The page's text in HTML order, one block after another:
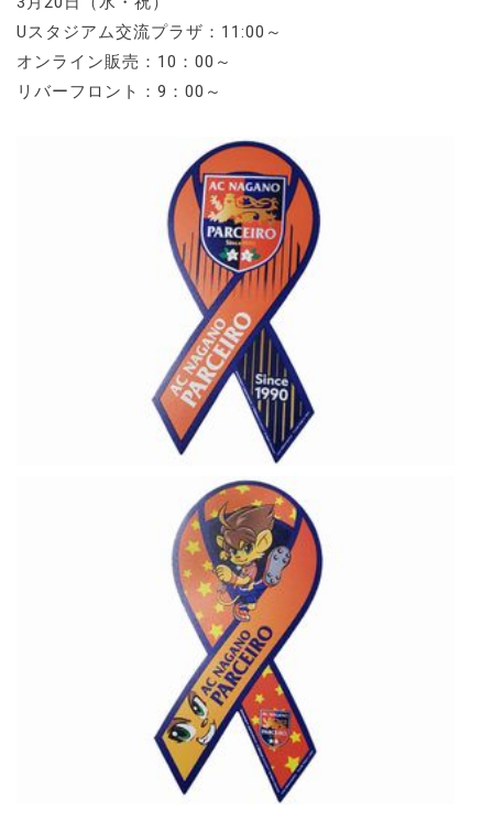
Uスタジアム交流プラザ：11:00～
オンライン販売：10：00～
リバーフロント：9：00～